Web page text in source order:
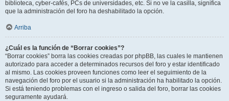
biblioteca, cyber-cafés, PCs de universidades, etc. Si no ve la casilla, significa
que la administración del foro ha deshabilitado la opción.
Arriba
¿Cuál es la función de “Borrar cookies”?
“Borrar cookies” borra las cookies creadas por phpBB, las cuales le mantienen
autorizado para acceder a determinados recursos del foro y estar identificado
al mismo. Las cookies proveen funciones como leer el seguimiento de la
navegación del foro por el usuario si la administración ha habilitado la opción.
Si está teniendo problemas con el ingreso o salida del foro, borrar las cookies
seguramente ayudará.